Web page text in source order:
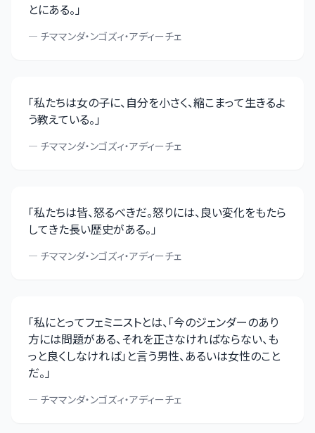
とにある。」
— チママンダ・ンゴズィ・アディーチェ
「私たちは女の子に、自分を小さく、縮こまって生きるよ
う教えている。」
— チママンダ・ンゴズィ・アディーチェ
「私たちは皆、怒るべきだ。怒りには、良い変化をもたら
してきた長い歴史がある。」
— チママンダ・ンゴズィ・アディーチェ
「私にとってフェミニストとは、「今のジェンダーのあり
方には問題がある、それを正さなければならない、も
っと良くしなければ」と言う男性、あるいは女性のこと
だ。」
— チママンダ・ンゴズィ・アディーチェ